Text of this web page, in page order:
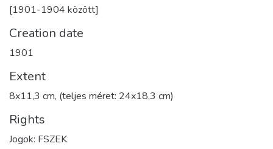
[1901-1904 között]
Creation date
1901
Extent
8x11,3 cm, (teljes méret: 24x18,3 cm)
Rights
Jogok: FSZEK